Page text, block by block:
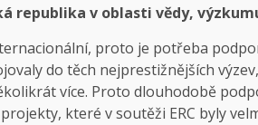
republika v oblasti vědy,
proto je potřeba
do těch nejprestižnějších
více. Proto dlouhodobě
které v soutěži ERC byly